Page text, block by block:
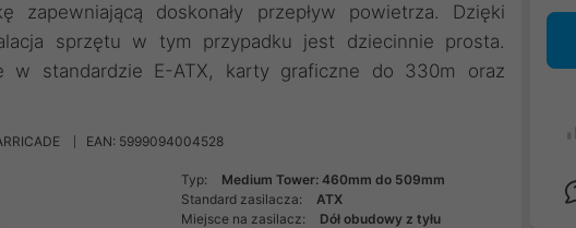
doskonały przepływ powietrza. Dzięki
sprzętu w tym przypadku jest dziecinnie prosta.
w standardzie E-ATX, karty graficzne do 330m oraz
EAN: 5999094004528
Typ:
Medium Tower: 460mm do 509mm
Standard zasilacza:
ATX
Miejsce na zasilacz:
Dół obudowy z tyłu